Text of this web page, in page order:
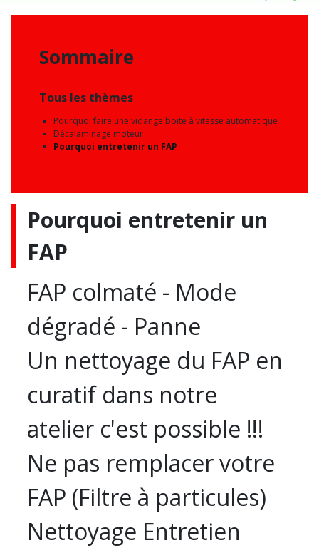
Sommaire
Tous les thèmes
Pourquoi faire une vidange boite à vitesse automatique
Décalaminage moteur
Pourquoi entretenir un FAP
Pourquoi entretenir un
FAP
FAP colmaté - Mode
dégradé - Panne
Un nettoyage du FAP en
curatif dans notre
atelier c'est possible !!!
Ne pas remplacer votre
FAP (Filtre à particules)
Nettoyage Entretien